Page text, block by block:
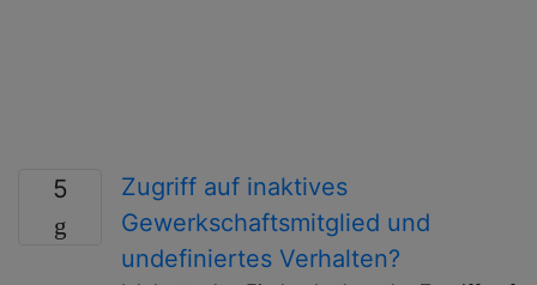
5
Zugriff auf inaktives
Gewerkschaftsmitglied und
undefiniertes Verhalten?